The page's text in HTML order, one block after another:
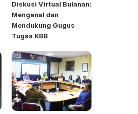
Diskusi Virtual Bulanan:
Mengenal dan
Mendukung Gugus
Tugas KBB